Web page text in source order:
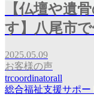
【仏壇や遺
す】八尾市
2025.05.09
お客様の声
trcoordinatorall
総合福祉支援サポー